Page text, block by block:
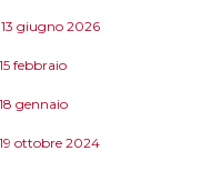
giugno 2026
febbraio
gennaio
ottobre 2024